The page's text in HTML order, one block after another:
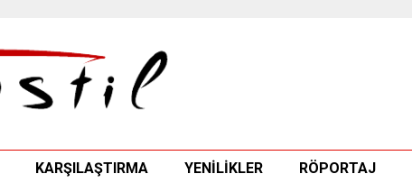
KARŞILAŞTIRMA YENİLİKLER RÖPORTAJ